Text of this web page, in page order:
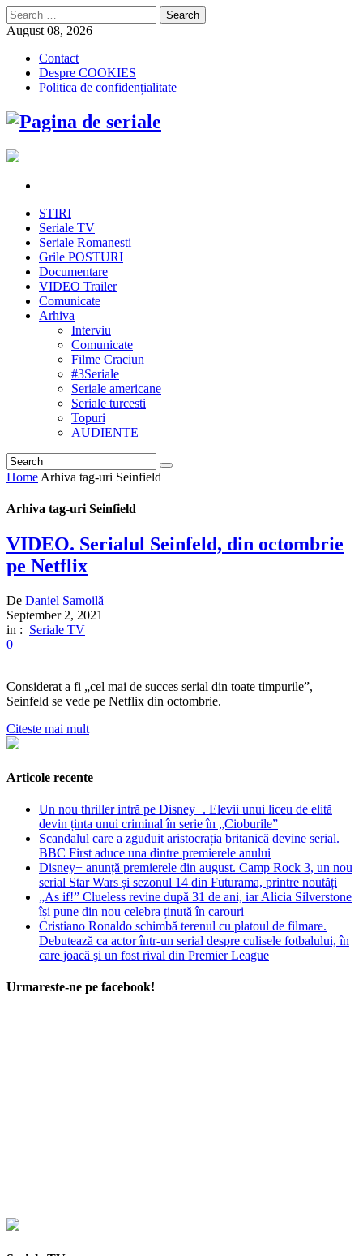
Search
for:
August 08, 2026
Contact
Despre COOKIES
Politica de confidențialitate
STIRI
Seriale TV
Seriale Romanesti
Grile POSTURI
Documentare
VIDEO Trailer
Comunicate
Arhiva
Interviu
Comunicate
Filme Craciun
#3Seriale
Seriale americane
Seriale turcesti
Topuri
AUDIENTE
Home Arhiva tag-uri Seinfield
Arhiva tag-uri Seinfield
VIDEO. Serialul Seinfeld, din octombrie
pe Netflix
De Daniel Samoilă
September 2, 2021
in : Seriale TV
0
Considerat a fi „cel mai de succes serial din toate timpurile”,
Seinfeld se vede pe Netflix din octombrie.
Citeste mai mult
Articole recente
Un nou thriller intră pe Disney+. Elevii unui liceu de elită
devin ținta unui criminal în serie în „Cioburile”
Scandalul care a zguduit aristocrația britanică devine serial.
BBC First aduce una dintre premierele anului
Disney+ anunță premierele din august. Camp Rock 3, un nou
serial Star Wars și sezonul 14 din Futurama, printre noutăți
„As if!” Clueless revine după 31 de ani, iar Alicia Silverstone
își pune din nou celebra ținută în carouri
Cristiano Ronaldo schimbă terenul cu platoul de filmare.
Debutează ca actor într-un serial despre culisele fotbalului, în
care joacă şi un fost rival din Premier League
Urmareste-ne pe facebook!